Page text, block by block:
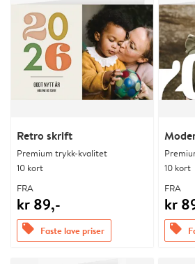
Retro skrift
Premium trykk-kvalitet
10 kort
FRA
kr 89,-
offers Faste lave priser
10 kort
FRA
kr
offers